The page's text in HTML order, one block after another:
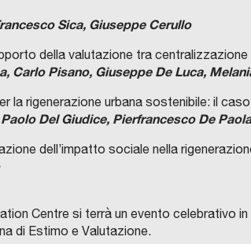
Sica, Giuseppe Cerullo
della valutazione tra
Carlo Pisano, Giuseppe De Luca,
la rigenerazione urbana sostenibile: il
Del Giudice, Pierfrancesco De Paola
dell’impatto sociale nella
Centre si terrà un evento celebrativo
di Estimo e Valutazione.